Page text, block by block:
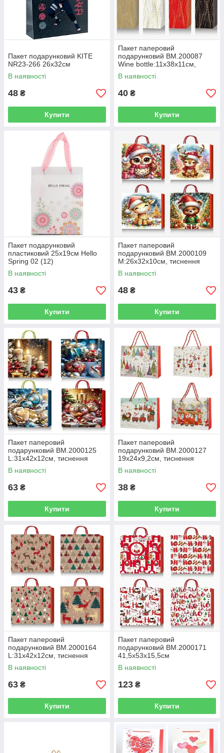
Пакет подарунковий KITE
NR23-266 26х32см
В наявності
48 ₴
Купити
Пакет паперовий
подарунковий BM.200087
Wine bottle:11х38х11см,
тиснення фольгою
В наявності
40 ₴
Купити
Пакет подарунковий
пластиковий 25х19см Hello
Spring 02 (12)
В наявності
43 ₴
Купити
Пакет паперовий
подарунковий BM.2000109
М:26х32х10см, тиснення
фольгою
В наявності
48 ₴
Купити
Пакет паперовий
подарунковий BM.2000125
L:31х42х12см, тиснення
фольгою
В наявності
63 ₴
Купити
Пакет паперовий
подарунковий BM.2000127
19х24х9,2см, тиснення
фольгою
В наявності
38 ₴
Купити
Пакет паперовий
подарунковий BM.2000164
L:31х42х12см, тиснення
фольгою
В наявності
63 ₴
Купити
Пакет паперовий
подарунковий BM.2000171
41,5х53х15,5см
В наявності
123 ₴
Купити